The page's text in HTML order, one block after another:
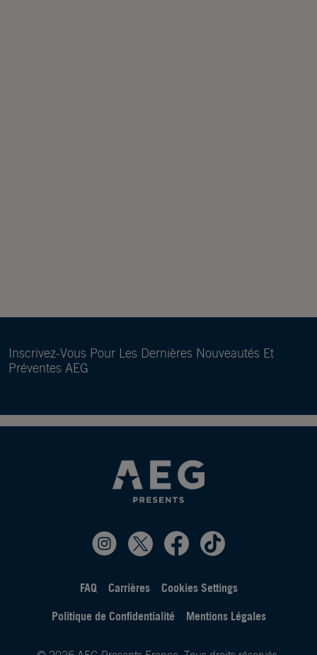
Inscrivez-Vous Pour Les Dernières Nouveautés Et
Préventes AEG
FAQ Carrières
Cookies Settings
Politique de Confidentialité
Mentions Légales